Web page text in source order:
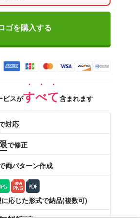
ゴを購入する
ビスがすべて含まれます
対応
で修正
両パターン作成
応じた形式で納品(複数可)